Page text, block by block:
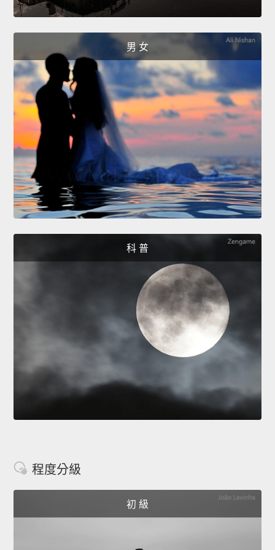
男 女
科 普
程度分級
初 級